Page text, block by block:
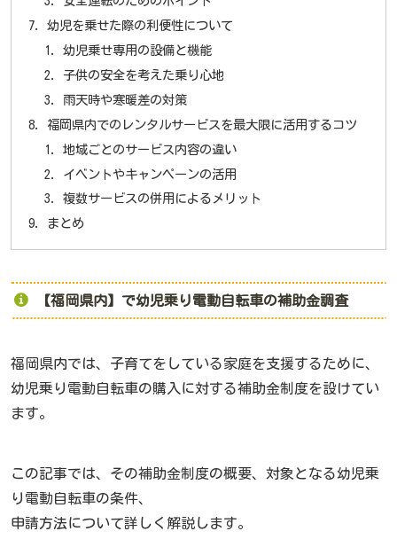
幼児を乗せた際の利便性について
幼児乗せ専用の設備と機能
子供の安全を考えた乗り心地
雨天時や寒暖差の対策
福岡県内でのレンタルサービスを最大限に活用するコツ
地域ごとのサービス内容の違い
イベントやキャンペーンの活用
複数サービスの併用によるメリット
まとめ
【福岡県内】で幼児乗り電動自転車の補助金調査
福岡県内では、子育てをしている家庭を支援するために、
幼児乗り電動自転車の購入に対する補助金制度を設けてい
ます。
この記事では、その補助金制度の概要、対象となる幼児乗
り電動自転車の条件、
申請方法について詳しく解説します。